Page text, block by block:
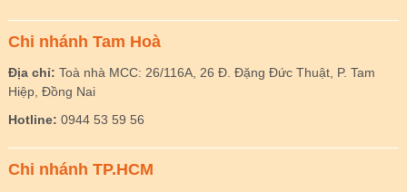
Chi nhánh Tam Hoà
Địa chỉ: Toà nhà MCC: 26/116A, 26 Đ. Đặng Đức Thuật, P. Tam
Hiệp, Đồng Nai
Hotline: 0944 53 59 56
Chi nhánh TP.HCM